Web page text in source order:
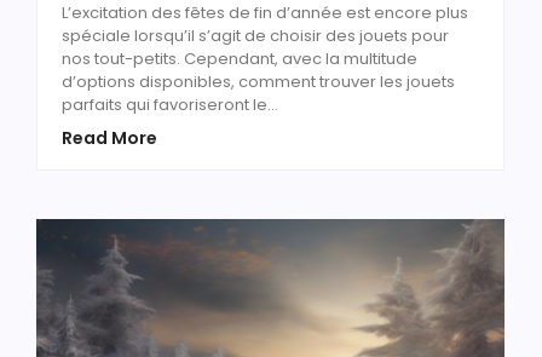
L’excitation des fêtes de fin d’année est encore plus
spéciale lorsqu’il s’agit de choisir des jouets pour
nos tout-petits. Cependant, avec la multitude
d’options disponibles, comment trouver les jouets
parfaits qui favoriseront le…
Read More